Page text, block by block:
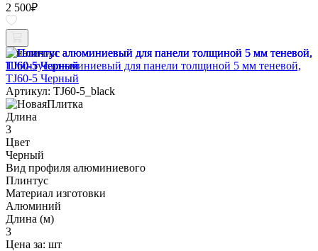
2 500₽
В наличии
Плинтус алюминиевый для панели толщиной 5 мм теневой,
TJ60-5 Черный
Артикул: TJ60-5_black
Длина
3
Цвет
Черный
Вид профиля алюминиевого
Плинтус
Материал изготовки
Алюминий
Длина (м)
3
Цена за: шт